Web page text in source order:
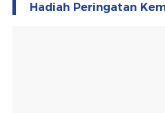
Hadiah Peringatan